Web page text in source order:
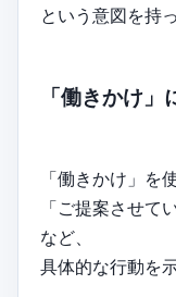
という意図を持
「働きかけ
「働きかけ」を
「ご提案させて
など、
具体的な行動を